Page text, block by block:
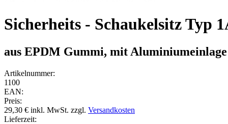
Sicherheits - Schaukelsitz Typ
aus EPDM Gummi, mit Aluminiumeinlage
Artikelnummer:
1100
EAN:
Preis:
29,30 € inkl. MwSt. zzgl. Versandkosten
Lieferzeit: